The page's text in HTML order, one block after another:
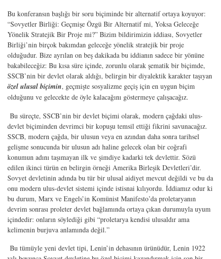
Bu konferansın başlığı bir soru biçiminde bir alternatif ortaya koyuyor:
“Sovyetler Birliği: Geçmişe Özgü Bir Alternatif mi, Yoksa Geleceğe
Yönelik Stratejik Bir Proje mi?” Bizim bildirimizin iddiası, Sovyetler
Birliği’nin birçok bakımdan geleceğe yönelik stratejik bir proje
olduğudur. Bize ayrılan on beş dakikada bu iddianın sadece bir yönüne
bakabileceğiz: Bu kısa süre içinde, zorunlu olarak şematik bir biçimde,
SSCB’nin bir devlet olarak aldığı, belirgin bir diyalektik karakter taşıyan
özel ulusal biçimin, geçmişte sosyalizme geçiş için en uygun biçim
olduğunu ve gelecekte de öyle kalacağını göstermeye çalışacağız.
Bu süreçte, SSCB’nin bir devlet biçimi olarak, modern çağdaki ulus-
devlet biçiminden devrimci bir kopuşu temsil ettiği fikrini savunacağız.
SSCB, modern çağda, bir ulusun veya en azından daha sonra tarihsel
gelişme sonucunda bir ulusun adı haline gelecek olan bir coğrafi
konumun adını taşımayan ilk ve şimdiye kadarki tek devlettir. Sözü
edilen ikinci türün en belirgin örneği Amerika Birleşik Devletleri’dir.
Sovyet devletinin adında bu tür bir ulusal aidiyet mevcut değildi ve bu da
onu modern ulus-devlet sistemi içinde istisnai kılıyordu. İddiamız odur ki
bu durum, Marx ve Engels’in Komünist Manifesto’da proletaryanın
devrim sonrası proleter devlet bağlamında ortaya çıkan durumuyla uyum
içindedir: onların söylediği gibi “proletarya kendisi ulusaldır ama
kelimenin burjuva anlamında değil.”
Bu tümüyle yeni devlet tipi, Lenin’in dehasının ürünüdür, Lenin 1922